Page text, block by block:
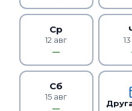
Ср
12 авг
—
Сб
15 авг
—